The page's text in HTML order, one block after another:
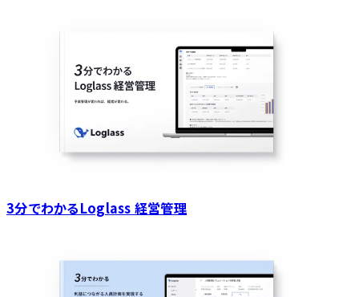
3分でわかるLoglass 経営管理